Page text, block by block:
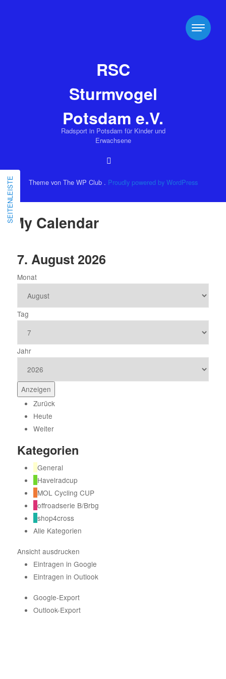
My Calendar
7. August 2026
Monat
Tag
Jahr
Zurück
Heute
Weiter
Kategorien
General
Havelradcup
MOL Cycling CUP
offroadserie B/Brbg
shop4cross
Alle Kategorien
Ansicht ausdrucken
Eintragen in Google
Eintragen in Outlook
Google-Export
Outlook-Export
SEITENLEISTE
RSC
Sturmvogel
Potsdam e.V.
Radsport in Potsdam für Kinder und
Erwachsene
Theme von The WP Club . Proudly powered by WordPress